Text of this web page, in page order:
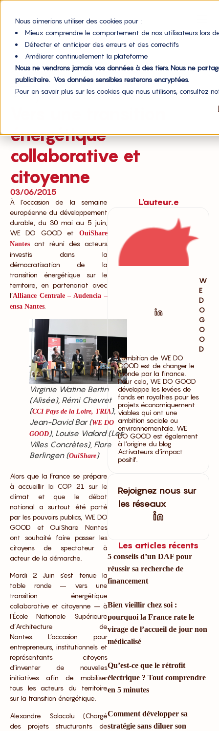
Nous aimerions utiliser des cookies pour :
Mieux comprendre le comportement de nos utilisateurs lors
Détecter et anticiper des erreurs et des correctifs
Améliorer continuellement la plateforme
Nous ne vendrons jamais vos données à des tiers. Nous ne
publicitaire. Vos données sensibles resterons encryptées.
Pour en savoir plus sur les cookies que nous utilisons, consultez
Impact
énergétique
collaborative et
citoyenne
03/06/2015
À l’occasion de la semaine
européenne du développement
durable, du 30 mai au 5 juin,
WE DO GOOD et OuiShare
Nantes ont réuni des acteurs
investis dans la
démocratisation de la
transition énergétique sur le
territoire, en partenariat avec
l’Alliance Centrale – Audencia –
ensa Nantes
Virginie Watine Bertin
(Alisée), Rémi Chevret
(CCI Pays de la Loire, TRIA ),
Jean-David Bar (WE DO
GOOD ), Louise Vialard (Les
Villes Concrètes), Flore
Berlingen (OuiShare )
Alors que la France se prépare
à accueillir la COP 21 sur le
climat et que le débat
national a surtout été porté
par les pouvoirs publics, WE DO
GOOD et OuiShare Nantes
ont souhaité faire passer les
citoyens de spectateur à
acteur de la démarche.
Mardi 2 Juin s’est tenue la
table ronde – vers une
transition énergétique
collaborative et citoyenne – à
l’École Nationale Supérieure
d’Architecture de
Nantes.L’occasion pour
entrepreneurs, institutionnels et
représentants citoyens
d’inventer de nouvelles
initiatives afin de mobiliser
tous les acteurs du territoire
sur la transition énergétique.
Alexandre Solacolu (Chargé
des projets structurants de
L'auteur.e
W
E
D
O
G
O
O
D
L’ambition de WE DO
GOOD est de changer le
monde par la finance.
Pour cela, WE DO GOOD
développe les levées de
fonds en royalties pour les
projets économiquement
viables qui ont une
ambition sociale ou
environnementale. WE
DO GOOD est également
à l’origine du blog
Activateurs d’impact
positif.
Rejoignez nous sur
les réseaux
Les articles récents
5 conseils d’un DAF pour
réussir sa recherche de
financement
Bien vieillir chez soi :
pourquoi la France rate le
virage de l’accueil de jour non
médicalisé
Qu’est-ce que le rétrofit
électrique ? Tout comprendre
en 5 minutes
Comment développer sa
stratégie sans diluer son